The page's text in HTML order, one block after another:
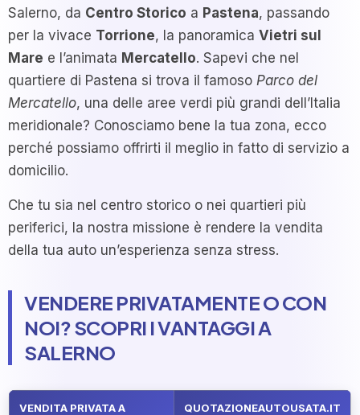
Salerno, da Centro Storico a Pastena, passando
per la vivace Torrione, la panoramica Vietri sul
Mare e l’animata Mercatello. Sapevi che nel
quartiere di Pastena si trova il famoso Parco del
Mercatello, una delle aree verdi più grandi dell’Italia
meridionale? Conosciamo bene la tua zona, ecco
perché possiamo offrirti il meglio in fatto di servizio a
domicilio.
Che tu sia nel centro storico o nei quartieri più
periferici, la nostra missione è rendere la vendita
della tua auto un’esperienza senza stress.
VENDERE PRIVATAMENTE O CON
NOI? SCOPRI I VANTAGGI A
SALERNO
VENDITA PRIVATA A
QUOTAZIONEAUTOUSATA.IT